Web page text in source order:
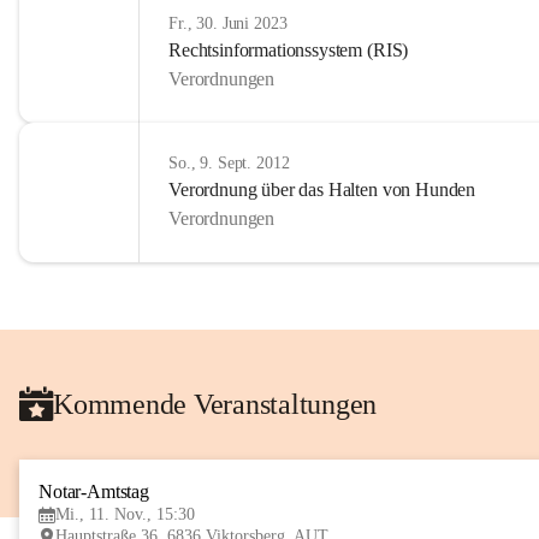
Fr., 30. Juni 2023
Rechtsinformationssystem (RIS)
Verordnungen
So., 9. Sept. 2012
Verordnung über das Halten von Hunden
Verordnungen
Kommende Veranstaltungen
Notar-Amtstag
Mi., 11. Nov., 15:30